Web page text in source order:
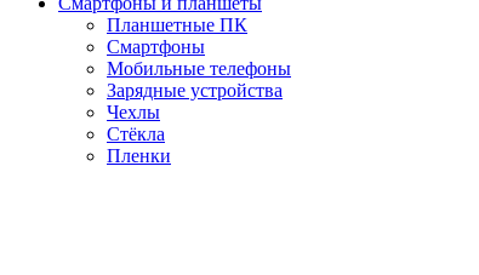
Планшетные ПК
Смартфоны
Мобильные телефоны
Зарядные устройства
Чехлы
Стёкла
Пленки